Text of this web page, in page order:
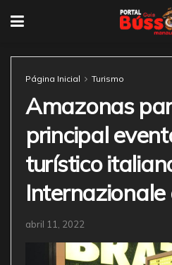
Página Inicial Turismo
Amazonas
principal
turístico
Internazionale
abril 11, 2022